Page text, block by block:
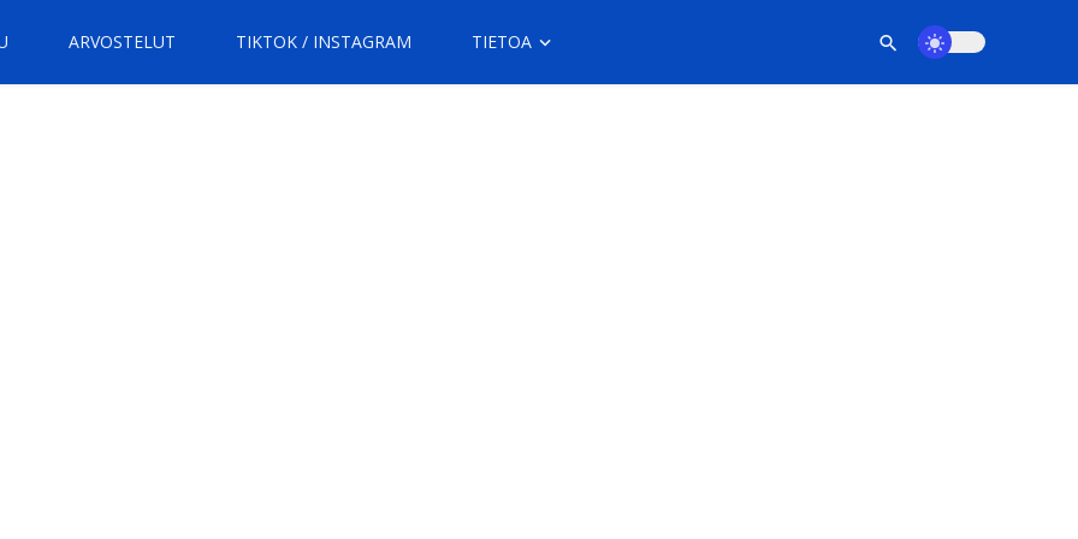
ARVOSTELUT TIKTOK / INSTAGRAM TIETOA